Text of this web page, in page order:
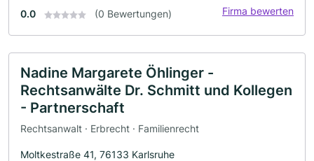
0.0 (0 Bewertungen) Firma bewerten
Nadine Margarete Öhlinger -
Rechtsanwälte Dr. Schmitt und Kollegen
- Partnerschaft
Rechtsanwalt · Erbrecht · Familienrecht
Moltkestraße 41, 76133 Karlsruhe